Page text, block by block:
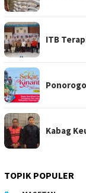
ITB
Kabag
TOPIK POPULER